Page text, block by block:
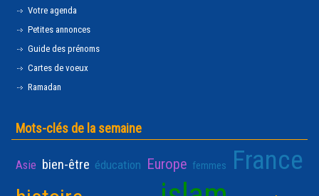
Votre agenda
Petites annonces
Guide des prénoms
Cartes de voeux
Ramadan
Mots-clés de la semaine
Asie bien-être éducation Europe femmes France